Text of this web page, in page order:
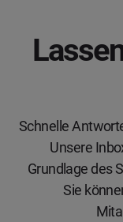
Schnelle
Unsere
Grundlage des
Sie